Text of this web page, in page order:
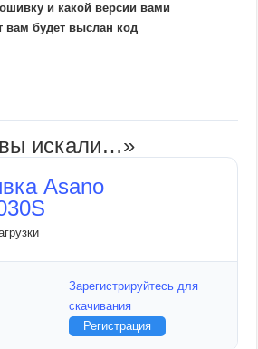
и какой версии вами
вам будет выслан код
искали…»
Asano
Зарегистрируйтесь для
скачивания
Регистрация